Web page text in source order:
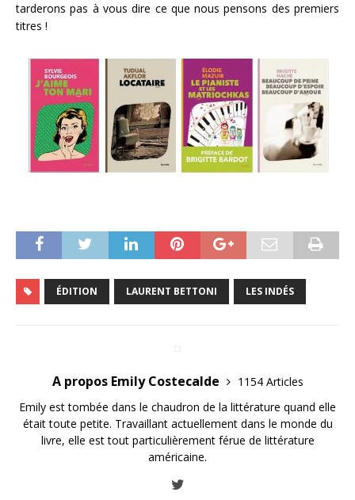
tarderons pas à vous dire ce que nous pensons des premiers
titres !
ÉDITION LAURENT BETTONI LES INDÉS
A propos Emily Costecalde
1154 Articles
Emily est tombée dans le chaudron de la littérature quand elle
était toute petite. Travaillant actuellement dans le monde du
livre, elle est tout particulièrement férue de littérature
américaine.